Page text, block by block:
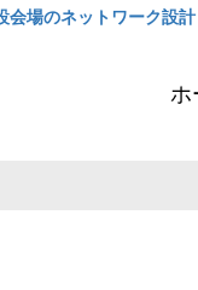
場のネットワーク設
ホ